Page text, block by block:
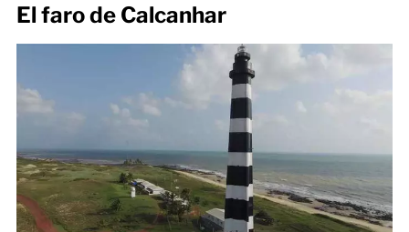
El faro de Calcanhar